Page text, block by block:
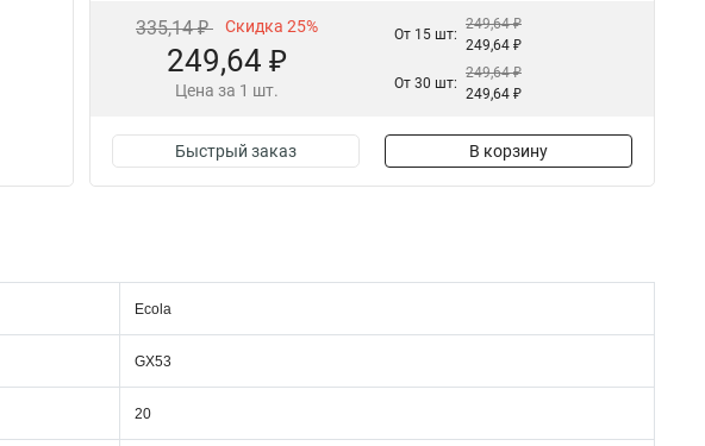
335,14 ₽ Скидка 25%
249,64 ₽
Цена за 1 шт.
От 15 шт:
249,64 ₽
249,64 ₽
От 30 шт:
249,64 ₽
249,64 ₽
Быстрый заказ В корзину
Ecola
GX53
20